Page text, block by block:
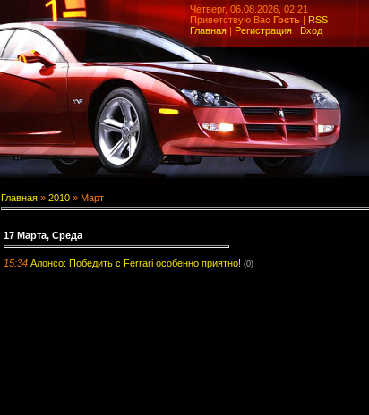
Четверг, 06.08.2026, 02:21
Приветствую Вас Гость | RSS
Главная | Регистрация | Вход
Главная » 2010 » Март
17 Марта, Среда
15:34 Алонсо: Победить с Ferrari особенно приятно! (0)